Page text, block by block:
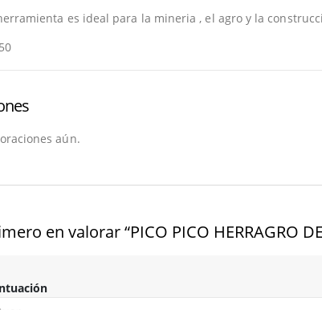
es ideal para la mineria , el agro y la
aún.
en valorar “PICO PICO HERRAGRO